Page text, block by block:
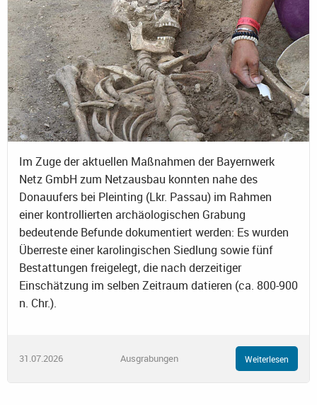
Im Zuge der aktuellen Maßnahmen der Bayernwerk
Netz GmbH zum Netzausbau konnten nahe des
Donauufers bei Pleinting (Lkr. Passau) im Rahmen
einer kontrollierten archäologischen Grabung
bedeutende Befunde dokumentiert werden: Es wurden
Überreste einer karolingischen Siedlung sowie fünf
Bestattungen freigelegt, die nach derzeitiger
Einschätzung im selben Zeitraum datieren (ca. 800-900
n. Chr.).
31.07.2026 Ausgrabungen Weiterlesen